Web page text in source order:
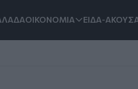
ΟΙΚΟΝΟΜΙΑ ΕΙΔΑ-